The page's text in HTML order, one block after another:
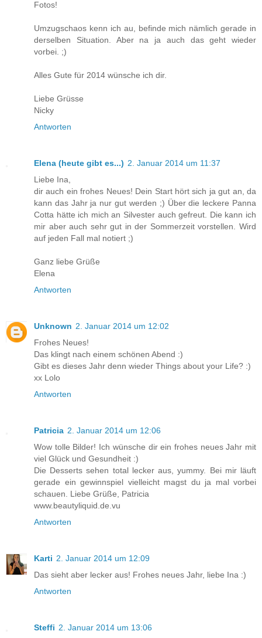
Fotos!
Umzugschaos kenn ich au, befinde mich nämlich gerade in
derselben Situation. Aber na ja auch das geht wieder
vorbei. ;)
Alles Gute für 2014 wünsche ich dir.
Liebe Grüsse
Nicky
Antworten
Elena (heute gibt es...) 2. Januar 2014 um 11:37
Liebe Ina,
dir auch ein frohes Neues! Dein Start hört sich ja gut an, da
kann das Jahr ja nur gut werden ;) Über die leckere Panna
Cotta hätte ich mich an Silvester auch gefreut. Die kann ich
mir aber auch sehr gut in der Sommerzeit vorstellen. Wird
auf jeden Fall mal notiert ;)
Ganz liebe Grüße
Elena
Antworten
Unknown 2. Januar 2014 um 12:02
Frohes Neues!
Das klingt nach einem schönen Abend :)
Gibt es dieses Jahr denn wieder Things about your Life? :)
xx Lolo
Antworten
Patricia 2. Januar 2014 um 12:06
Wow tolle Bilder! Ich wünsche dir ein frohes neues Jahr mit
viel Glück und Gesundheit :)
Die Desserts sehen total lecker aus, yummy. Bei mir läuft
gerade ein gewinnspiel vielleicht magst du ja mal vorbei
schauen. Liebe Grüße, Patricia
www.beautyliquid.de.vu
Antworten
Karti 2. Januar 2014 um 12:09
Das sieht aber lecker aus! Frohes neues Jahr, liebe Ina :)
Antworten
Steffi 2. Januar 2014 um 13:06